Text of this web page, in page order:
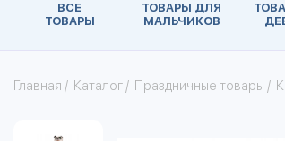
ВСЕ
ТОВАРЫ
ТОВАРЫ ДЛЯ
МАЛЬЧИКОВ
Главная / Каталог / Праздничные товары /